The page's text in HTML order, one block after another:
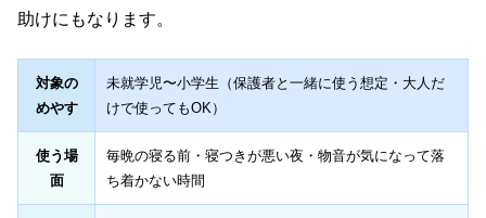
助けにもなります。
対象の
めやす
未就学児〜小学生（保護者と一緒に使う想定・大人だ
けで使ってもOK）
使う場
面
毎晩の寝る前・寝つきが悪い夜・物音が気になって落
ち着かない時間